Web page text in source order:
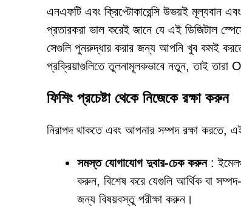
এনএফটি এবং ক্রিপ্টোকারেন্সি উভয়ই মূল্যবান
প্রতারকরা ভাল করেই জানে যে এই ডিজিটাল
সেগুলি পুনরুদ্ধার করার জন্য আপনি খুব কমই করতে
প্রক্রিয়াগুলিতে তুলনামূলকভাবে নতুন, তাই
ফিশিং প্রচেষ্টা থেকে নিজেকে রক্ষা করুন
নিরাপদ থাকতে এবং আপনার সম্পদ রক্ষা করতে,
সমস্ত যোগাযোগ দুবার-চেক করুন:
করুন, বিশেষ করে যেগুলি আর্থিক বা সম্পদ-
জন্য বিষয়বস্তু পরীক্ষা করুন।